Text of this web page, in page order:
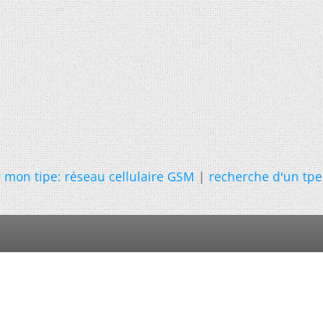
mon tipe: réseau cellulaire GSM|recherche d'un tpe